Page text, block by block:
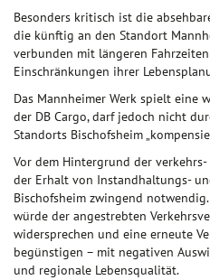
Besonders kritisch ist die
die künftig an den Standort
verbunden mit längeren
Einschränkungen ihrer
Das Mannheimer Werk spielt eine
der DB Cargo, darf jedoch nicht
Standorts Bischofsheim
Vor dem Hintergrund der
der Erhalt von Instandhaltungs-
Bischofsheim zwingend
würde der angestrebten
widersprechen und eine erneute
begünstigen – mit negativen
und regionale Lebensqualität.